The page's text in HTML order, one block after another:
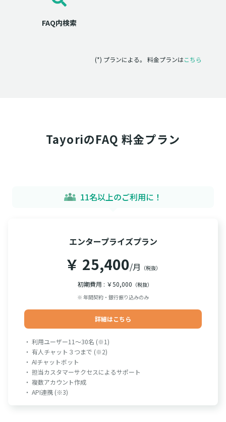
FAQ内検索
(*) プランによる。 料金プランはこちら
TayoriのFAQ 料金プラン
11名以上のご利用に！
エンタープライズプラン
￥ 25,400/月 （税抜）
初期費用 : ￥50,000 （税抜）
※ 年間契約・銀行振り込みのみ
詳細はこちら
・ 利用ユーザー11～30名 (※1)
・ 有人チャット３つまで (※2)
・ AIチャットボット
・ 担当カスタマーサクセスによるサポート
・ 複数アカウント作成
・ API連携 (※3)